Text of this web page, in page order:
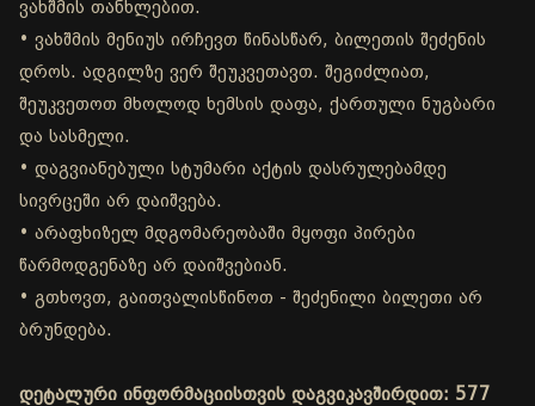
ვახშმის თანხლებით.
• ვახშმის მენიუს ირჩევთ წინასწარ, ბილეთის შეძენის
დროს. ადგილზე ვერ შეუკვეთავთ. შეგიძლიათ,
შეუკვეთოთ მხოლოდ ხემსის დაფა, ქართული ნუგბარი
და სასმელი.
• დაგვიანებული სტუმარი აქტის დასრულებამდე
სივრცეში არ დაიშვება.
• არაფხიზელ მდგომარეობაში მყოფი პირები
წარმოდგენაზე არ დაიშვებიან.
• გთხოვთ, გაითვალისწინოთ - შეძენილი ბილეთი არ
ბრუნდება.
დეტალური ინფორმაციისთვის დაგვიკავშირდით: 577